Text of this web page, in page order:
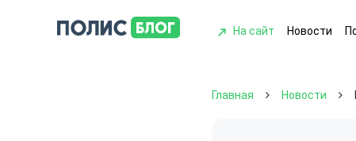
На сайт Новости
Главная Новости